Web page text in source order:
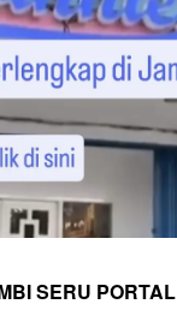
SERU PORTAL